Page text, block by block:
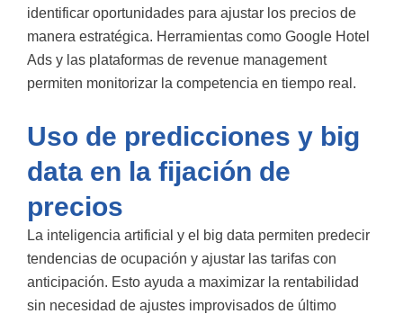
identificar oportunidades para ajustar los precios de
manera estratégica. Herramientas como Google Hotel
Ads y las plataformas de revenue management
permiten monitorizar la competencia en tiempo real.
Uso de predicciones y big
data en la fijación de
precios
La inteligencia artificial y el big data permiten predecir
tendencias de ocupación y ajustar las tarifas con
anticipación. Esto ayuda a maximizar la rentabilidad
sin necesidad de ajustes improvisados de último